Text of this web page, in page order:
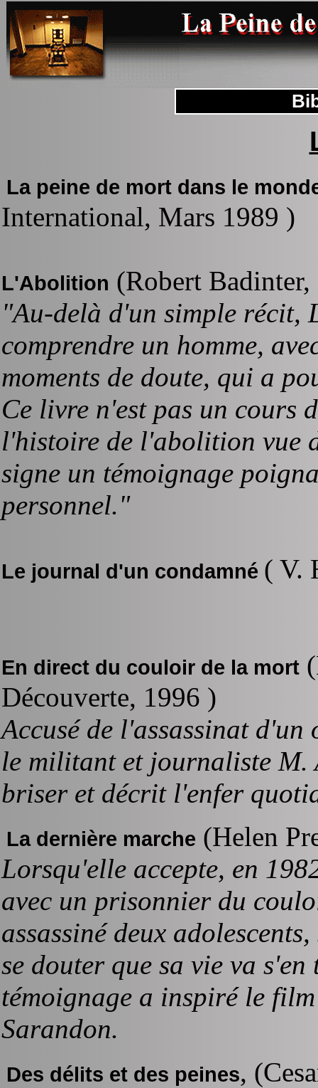
La peine de mort dans le
International, Mars 1989 )
L'Abolition (Robert
"Au-delà d'un simple récit,
comprendre un homme,
moments de doute, qui a
Ce livre n'est pas un cours
l'histoire de l'abolition vue
signe un témoignage
personnel."
Le journal d'un condamné ( V.
En direct du couloir de la mort
Découverte, 1996 )
Accusé de l'assassinat
le militant et journaliste M.
briser et décrit l'enfer
La dernière marche (Helen
Lorsqu'elle accepte, en
avec un prisonnier du
assassiné deux
se douter que sa vie va
témoignage a inspiré le
Sarandon.
Des délits et des peines,